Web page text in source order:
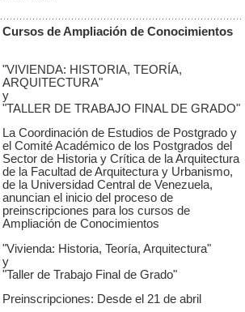
Cursos de Ampliación de Conocimientos
"VIVIENDA: HISTORIA, TEORÍA,
ARQUITECTURA"
y
"TALLER DE TRABAJO FINAL DE GRADO"
La Coordinación de Estudios de Postgrado y
el Comité Académico de los Postgrados del
Sector de Historia y Crítica de la Arquitectura
de la Facultad de Arquitectura y Urbanismo,
de la Universidad Central de Venezuela,
anuncian el inicio del proceso de
preinscripciones para los cursos de
Ampliación de Conocimientos
"Vivienda: Historia, Teoría, Arquitectura"
y
"Taller de Trabajo Final de Grado"
Preinscripciones: Desde el 21 de abril